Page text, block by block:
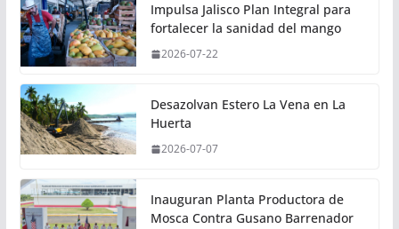
Impulsa Jalisco Plan Integral para
fortalecer la sanidad del mango
2026-07-22
Desazolvan Estero La Vena en La
Huerta
2026-07-07
Inauguran Planta Productora de
Mosca Contra Gusano Barrenador